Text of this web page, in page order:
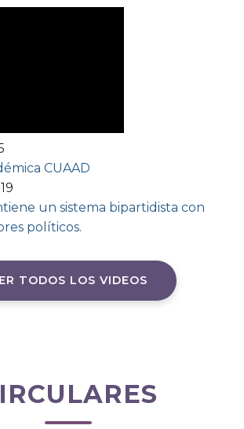
CUAAD
un sistema bipartidista con
políticos.
TODOS LOS VIDEOS